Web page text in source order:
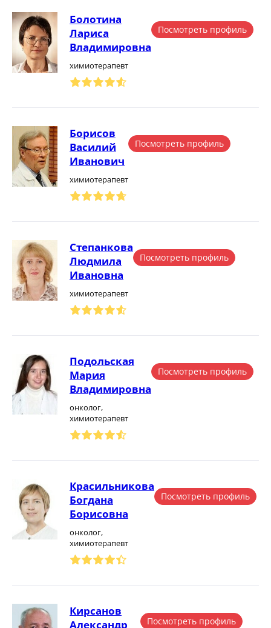
Болотина
Лариса
Владимировна
химиотерапевт
Посмотреть профиль
Борисов
Василий
Иванович
химиотерапевт
Посмотреть профиль
Степанкова
Людмила
Ивановна
химиотерапевт
Посмотреть профиль
Подольская
Мария
Владимировна
онколог,
химиотерапевт
Посмотреть профиль
Красильникова
Богдана
Борисовна
онколог,
химиотерапевт
Посмотреть профиль
Кирсанов
Александр
Посмотреть профиль